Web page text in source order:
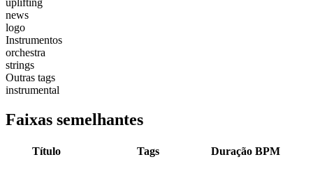
news
logo
Instrumentos
orchestra
strings
Outras tags
instrumental
Faixas semelhantes
Título Tags Duração BPM